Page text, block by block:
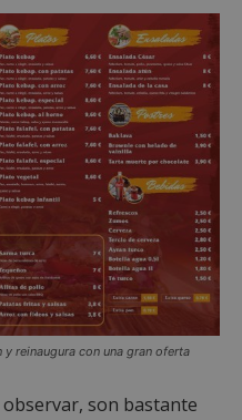
reinaugura con una gran oferta
son bastante